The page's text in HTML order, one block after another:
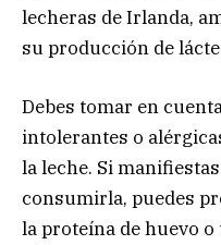
lecheras de Irlanda,
su producción de
Debes tomar en
intolerantes o
la leche. Si
consumirla, puedes
la proteína de huevo